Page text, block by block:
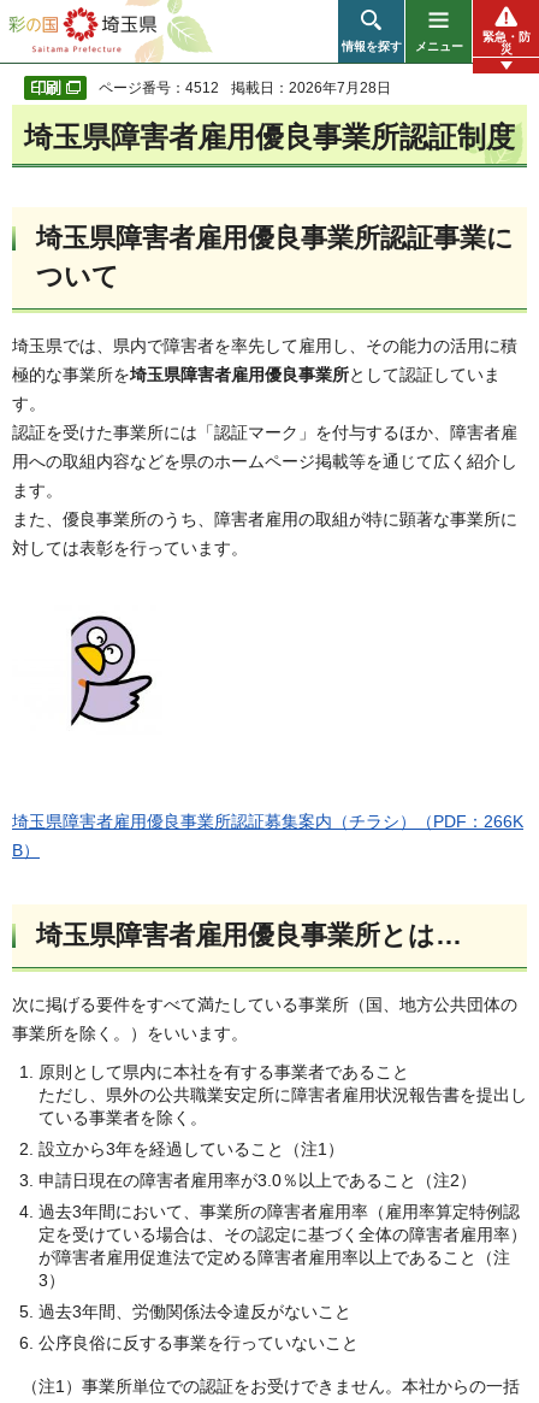
彩の国 埼玉県
情報を探す メニュー
緊急・防
災
ページ番号：4512 掲載日：2026年7月28日
埼玉県障害者雇用優良事業所認証制度
埼玉県障害者雇用優良事業所認証事業に
ついて
埼玉県では、県内で障害者を率先して雇用し、その能力の活用に積
極的な事業所を埼玉県障害者雇用優良事業所として認証していま
す。
認証を受けた事業所には「認証マーク」を付与するほか、障害者雇
用への取組内容などを県のホームページ掲載等を通じて広く紹介し
ます。
また、優良事業所のうち、障害者雇用の取組が特に顕著な事業所に
対しては表彰を行っています。
埼玉県障害者雇用優良事業所認証募集案内（チラシ）（PDF：266K
B）
埼玉県障害者雇用優良事業所とは…
次に掲げる要件をすべて満たしている事業所（国、地方公共団体の
事業所を除く。）をいいます。
原則として県内に本社を有する事業者であること
ただし、県外の公共職業安定所に障害者雇用状況報告書を提出し
ている事業者を除く。
設立から3年を経過していること（注1）
申請日現在の障害者雇用率が3.0％以上であること（注2）
過去3年間において、事業所の障害者雇用率（雇用率算定特例認
定を受けている場合は、その認定に基づく全体の障害者雇用率）
が障害者雇用促進法で定める障害者雇用率以上であること（注
3）
過去3年間、労働関係法令違反がないこと
公序良俗に反する事業を行っていないこと
（注1）事業所単位での認証をお受けできません。本社からの一括